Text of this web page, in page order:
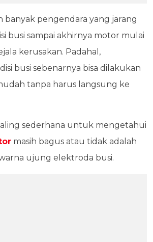
banyak pengendara yang jarang
busi sampai akhirnya motor mulai
kerusakan. Padahal,
busi sebenarnya bisa dilakukan
tanpa harus langsung ke
sederhana untuk mengetahui
masih bagus atau tidak adalah
ujung elektroda busi.